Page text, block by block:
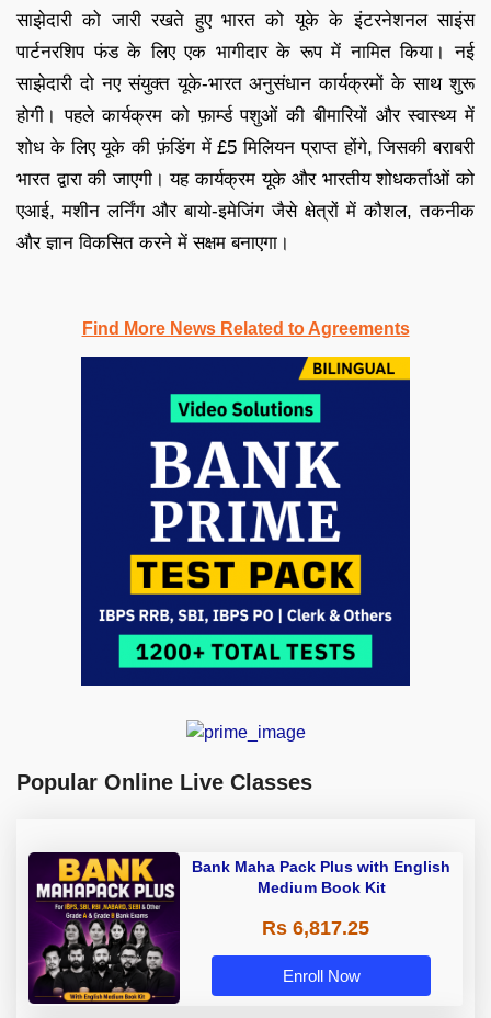
साझेदारी को जारी रखते हुए भारत को यूके के इंटरनेशनल साइंस
पार्टनरशिप फंड के लिए एक भागीदार के रूप में नामित किया। नई
साझेदारी दो नए संयुक्त यूके-भारत अनुसंधान कार्यक्रमों के साथ शुरू
होगी। पहले कार्यक्रम को फ़ार्म्ड पशुओं की बीमारियों और स्वास्थ्य में
शोध के लिए यूके की फ़ंडिंग में £5 मिलियन प्राप्त होंगे, जिसकी बराबरी
भारत द्वारा की जाएगी। यह कार्यक्रम यूके और भारतीय शोधकर्ताओं को
एआई, मशीन लर्निंग और बायो-इमेजिंग जैसे क्षेत्रों में कौशल, तकनीक
और ज्ञान विकसित करने में सक्षम बनाएगा।
Find More News Related to Agreements
Popular Online Live Classes
Bank Maha Pack Plus with English
Medium Book Kit
Rs 6,817.25
Enroll Now